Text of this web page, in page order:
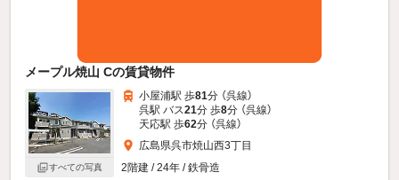
メープル焼山 Cの賃貸物件
すべての写真
小屋浦駅 歩81分 （呉線）
呉駅 バス21分 歩8分 （呉線）
天応駅 歩62分 （呉線）
広島県呉市焼山西3丁目
2階建 / 24年 / 鉄骨造